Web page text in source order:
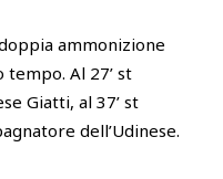
ammonizione
tempo. Al 27’ st
Giatti, al 37’ st
dell’Udinese.